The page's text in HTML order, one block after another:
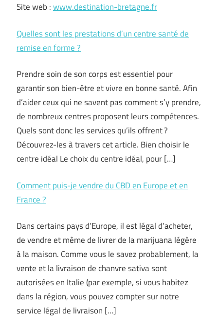
Site web :www.destination-bretagne.fr
Quelles sont les prestations d’un centre santé de
remise en forme ?
Prendre soin de son corps est essentiel pour
garantir son bien-être et vivre en bonne santé. Afin
d’aider ceux qui ne savent pas comment s’y prendre,
de nombreux centres proposent leurs compétences.
Quels sont donc les services qu’ils offrent ?
Découvrez-les à travers cet article. Bien choisir le
centre idéal Le choix du centre idéal, pour […]
Comment puis-je vendre du CBD en Europe et en
France ?
Dans certains pays d’Europe, il est légal d’acheter,
de vendre et même de livrer de la marijuana légère
à la maison. Comme vous le savez probablement, la
vente et la livraison de chanvre sativa sont
autorisées en Italie (par exemple, si vous habitez
dans la région, vous pouvez compter sur notre
service légal de livraison […]